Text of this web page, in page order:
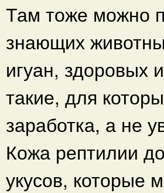
Там тоже можно
знающих
игуан, здоровых
такие, для
заработка, а не
Кожа рептилии
укусов, которые